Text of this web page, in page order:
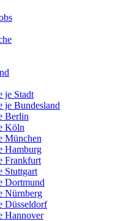
je Stadt
je Bundesland
Berlin
Köln
München
Hamburg
Frankfurt
Stuttgart
Dortmund
Nürnberg
Düsseldorf
Hannover